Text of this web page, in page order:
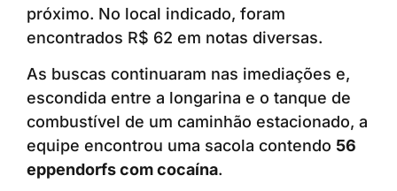
próximo. No local indicado, foram
encontrados R$ 62 em notas diversas.
As buscas continuaram nas imediações e,
escondida entre a longarina e o tanque de
combustível de um caminhão estacionado, a
equipe encontrou uma sacola contendo 56
eppendorfs com cocaína.